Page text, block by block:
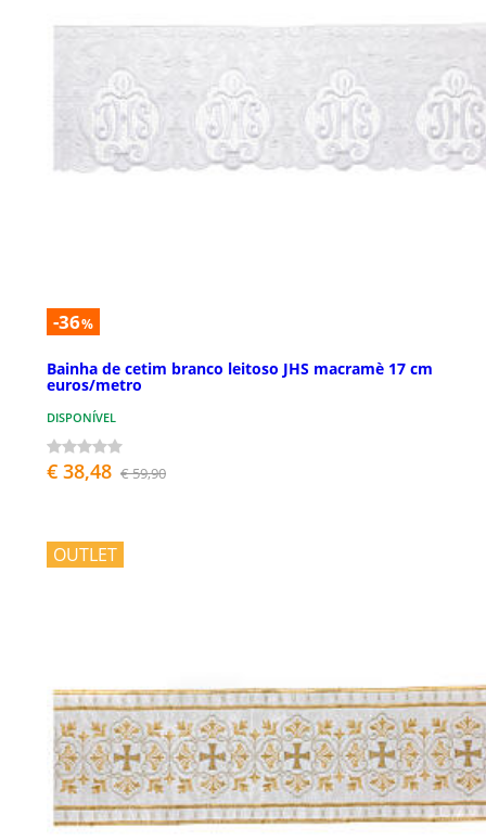
-36%
Bainha de cetim branco leitoso JHS macramè 17 cm
euros/metro
DISPONÍVEL
€ 38,48 € 59,90
OUTLET